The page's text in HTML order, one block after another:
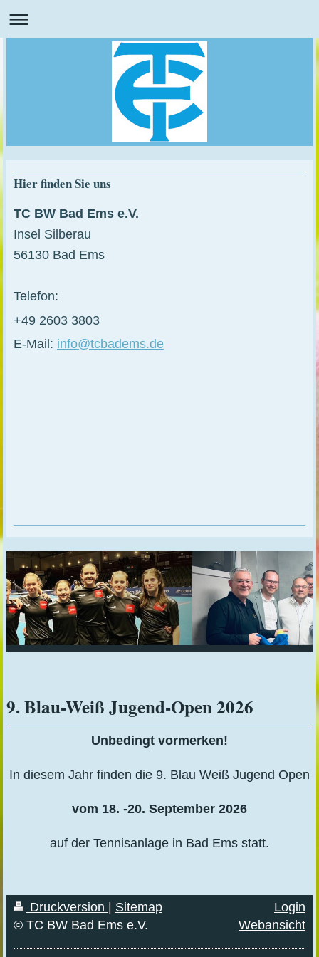
Hier finden Sie uns
TC BW Bad Ems e.V.
Insel Silberau
56130 Bad Ems
Telefon:
+49 2603 3803
E-Mail: info@tcbadems.de
9. Blau-Weiß Jugend-Open 2026
Unbedingt vormerken!
In diesem Jahr finden die 9. Blau Weiß Jugend Open
vom 18. -20. September 2026
auf der Tennisanlage in Bad Ems statt.
Druckversion | Sitemap
© TC BW Bad Ems e.V.
Login
Webansicht